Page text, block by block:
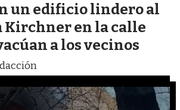
un edificio lindero al
Kirchner en la calle
a los vecinos